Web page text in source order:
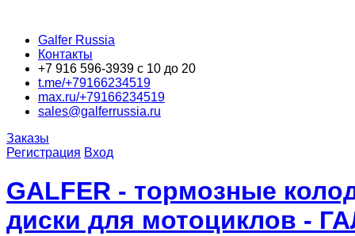
Galfer Russia
Контакты
+7 916 596-3939 с 10 до 20
t.me/+79166234519
max.ru/+79166234519
sales@galferrussia.ru
Заказы
Регистрация Вход
GALFER - тормозные
диски для мотоциклов -